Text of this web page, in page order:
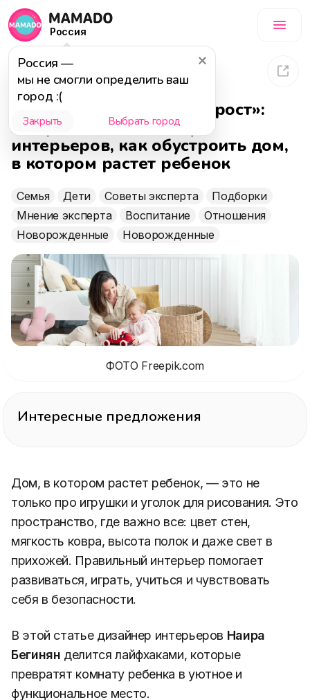
Россия
Россия —
мы не смогли определить ваш
город :(
Закрыть Выбрать город
3 048
Детская комната «на вырост»:
лайфхаки от дизайнера
интерьеров, как обустроить дом,
в котором растет ребенок
Семья Дети Советы эксперта
Подборки
Мнение эксперта
Воспитание
Отношения
Новорожденные
Новорожденные
ФОТО Freepik.com
Интересные предложения
Дом, в котором растет ребенок, — это не
только про игрушки и уголок для рисования. Это
пространство, где важно все: цвет стен,
мягкость ковра, высота полок и даже свет в
прихожей. Правильный интерьер помогает
развиваться, играть, учиться и чувствовать
себя в безопасности.
В этой статье дизайнер интерьеров Наира
Бегинян делится лайфхаками, которые
превратят комнату ребенка в уютное и
функциональное место.